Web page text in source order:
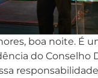
boa noite. É
do Conselho